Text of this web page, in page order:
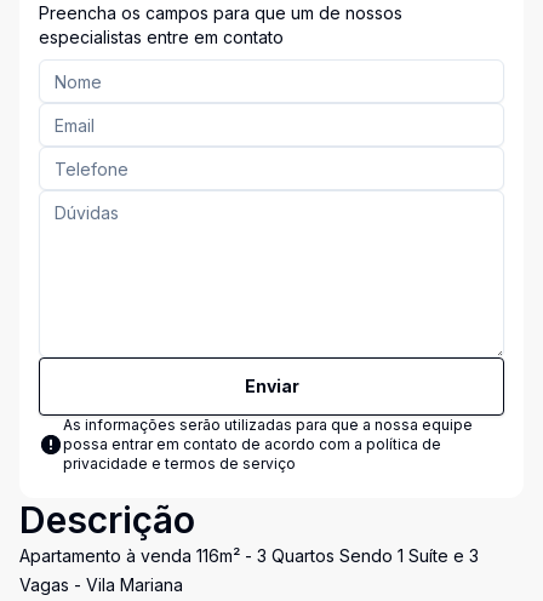
Preencha os campos para que um de nossos
especialistas entre em contato
Enviar
As informações serão utilizadas para que a nossa equipe
possa entrar em contato de acordo com a política de
privacidade e termos de serviço
Descrição
Apartamento à venda 116m² - 3 Quartos Sendo 1 Suíte e 3
Vagas - Vila Mariana